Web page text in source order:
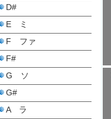
D#
E ミ
F ファ
F#
G ソ
G#
A ラ